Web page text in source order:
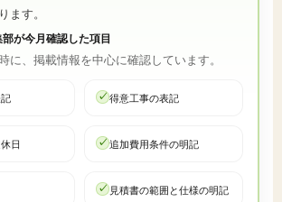
ます。
が今月確認した項目
に、掲載情報を中心に確認しています。
得意工事の表記
日 追加費用条件の明記
見積書の範囲と仕様の明記